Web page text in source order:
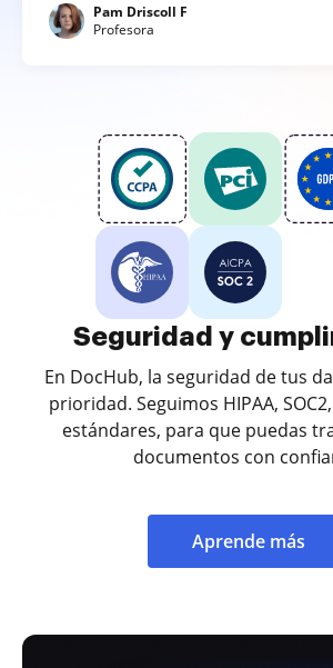
Pam Driscoll F
Profesora
Seguridad y
En DocHub, la seguridad de tus
prioridad. Seguimos HIPAA,
estándares, para que puedas
documentos con
Aprende más